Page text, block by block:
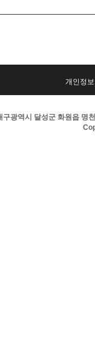
개인정
구광역시 달성군 화원읍 명